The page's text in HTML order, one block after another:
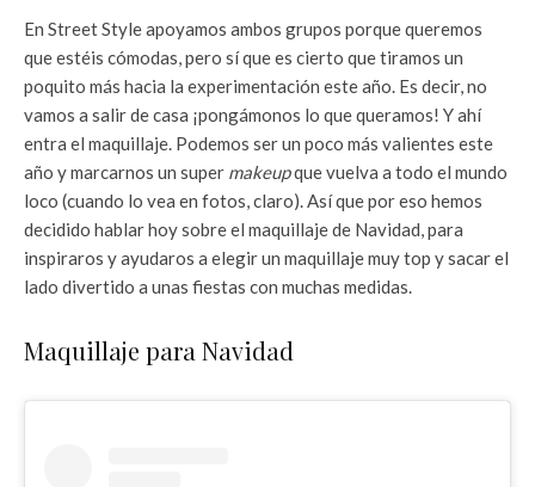
En Street Style apoyamos ambos grupos porque queremos
que estéis cómodas, pero sí que es cierto que tiramos un
poquito más hacia la experimentación este año. Es decir, no
vamos a salir de casa ¡pongámonos lo que queramos! Y ahí
entra el maquillaje. Podemos ser un poco más valientes este
año y marcarnos un super makeupque vuelva a todo el mundo
loco (cuando lo vea en fotos, claro). Así que por eso hemos
decidido hablar hoy sobre el maquillaje de Navidad, para
inspiraros y ayudaros a elegir un maquillaje muy top y sacar el
lado divertido a unas fiestas con muchas medidas.
Maquillaje para Navidad